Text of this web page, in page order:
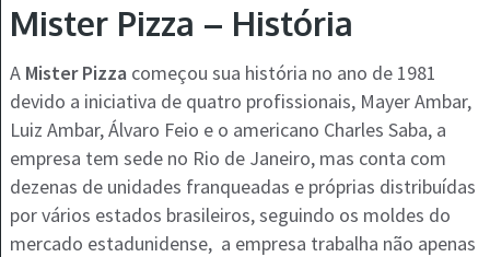
Mister Pizza – História
A Mister Pizza começou sua história no ano de 1981
devido a iniciativa de quatro profissionais, Mayer Ambar,
Luiz Ambar, Álvaro Feio e o americano Charles Saba, a
empresa tem sede no Rio de Janeiro, mas conta com
dezenas de unidades franqueadas e próprias distribuídas
por vários estados brasileiros, seguindo os moldes do
mercado estadunidense, a empresa trabalha não apenas